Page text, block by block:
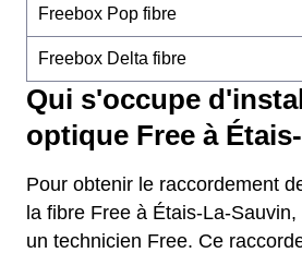
Freebox Pop fibre
Freebox Delta fibre
Qui s'occupe
optique Free à
Pour obtenir le raccordement
la fibre Free à Étais-La-
un technicien Free. Ce